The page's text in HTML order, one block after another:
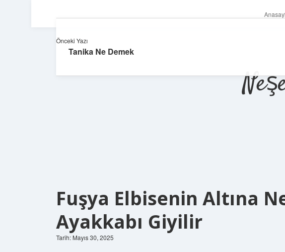
Fuşya Elbisenin Altına
Ayakkabı Giyilir
Tarih: Mayıs 30, 2025
Önceki Yazı
Tanika Ne Demek